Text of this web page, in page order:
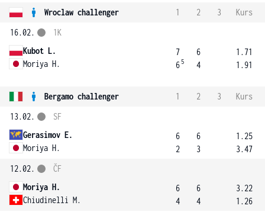
Wroclaw challenger 1 2 3
Kurs
16.02.
Kubot L.
Moriya H.
1K
7
6 5
6
4
1.71
1.91
Bergamo challenger 1 2 3
Kurs
13.02.
Gerasimov E.
Moriya H.
SF
6
2
6
3
1.25
3.47
12.02.
Moriya H.
Chiudinelli M.
ČF
6
4
6
4
3.22
1.26